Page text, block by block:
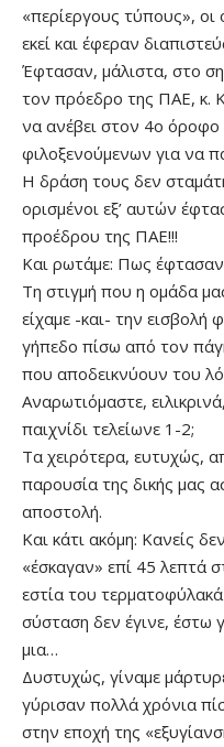
«περίεργους τύπους», οι
εκεί και έφεραν
Έφτασαν, μάλιστα, στο
τον πρόεδρο της ΠΑΕ, κ.
να ανέβει στον 4ο
φιλοξενούμενων για να
Η δράση τους δεν
ορισμένοι εξ’ αυτών
προέδρου της ΠΑΕ!!!
Και ρωτάμε: Πως
Τη στιγμή που η ομάδα
είχαμε -και- την
γήπεδο πίσω από τον
που αποδεικνύουν του
Αναρωτιόμαστε,
παιχνίδι τελείωνε 1-2;
Τα χειρότερα, ευτυχώς,
παρουσία της δικής μας
αποστολή.
Και κάτι ακόμη: Κανείς
«έσκαγαν» επί 45 λεπτά
εστία του
σύσταση δεν έγινε, έστω
μια…
Δυστυχώς, γίναμε
γύρισαν πολλά χρόνια
στην εποχή της